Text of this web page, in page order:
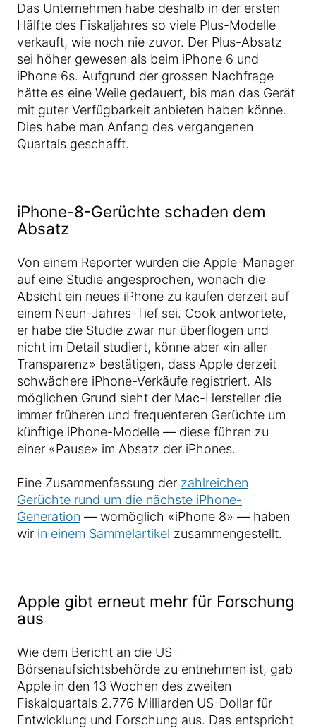
Das Unternehmen habe deshalb in der ersten
Hälfte des Fiskaljahres so viele Plus-Modelle
verkauft, wie noch nie zuvor. Der Plus-Absatz
sei höher gewesen als beim iPhone 6 und
iPhone 6s. Aufgrund der grossen Nachfrage
hätte es eine Weile gedauert, bis man das Gerät
mit guter Verfügbarkeit anbieten haben könne.
Dies habe man Anfang des vergangenen
Quartals geschafft.
iPhone-8-Gerüchte schaden dem
Absatz
Von einem Reporter wurden die Apple-Manager
auf eine Studie angesprochen, wonach die
Absicht ein neues iPhone zu kaufen derzeit auf
einem Neun-Jahres-Tief sei. Cook antwortete,
er habe die Studie zwar nur überflogen und
nicht im Detail studiert, könne aber «in aller
Transparenz» bestätigen, dass Apple derzeit
schwächere iPhone-Verkäufe registriert. Als
möglichen Grund sieht der Mac-Hersteller die
immer früheren und frequenteren Gerüchte um
künftige iPhone-Modelle — diese führen zu
einer «Pause» im Absatz der iPhones.
Eine Zusammenfassung der zahlreichen
Gerüchte rund um die nächste iPhone-
Generation — womöglich «iPhone 8» — haben
wir in einem Sammelartikel zusammengestellt.
Apple gibt erneut mehr für Forschung
aus
Wie dem Bericht an die US-
Börsenaufsichtsbehörde zu entnehmen ist, gab
Apple in den 13 Wochen des zweiten
Fiskalquartals 2.776 Milliarden US-Dollar für
Entwicklung und Forschung aus. Das entspricht